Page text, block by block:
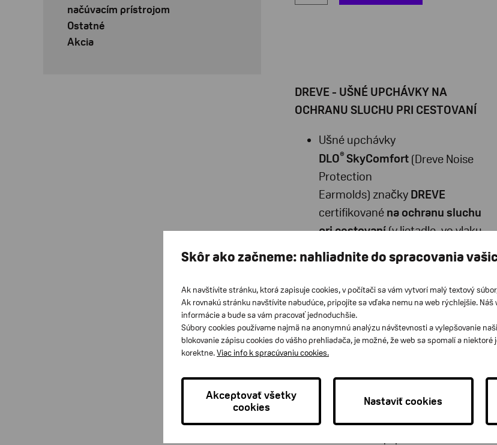
načúvacím prístrojom
Ostatné
Akcia
DREVE - UŠNÉ UPCHÁVKY NA
OCHRANU SLUCHU PRI CESTOVANÍ
Ušné upchávky
DLO® SkyComfort (Dreve Noise
Protection
Earmolds) značkyDREVE
certifikovanéna ochranu sluchu
pri cestovaní(v lietadle, vo vlaku
atď.), sú vyrábané
individuálne na
podľa odtlačku zvukovodu
Sú určené pre všetkých, ktorým
prekáža zvýšený hluk pri cestovaní
Filtre v ušných upchávkach účinne
vyrovnávajú tlak v ušiach, tlmia
vlaku a napriek tomu zabezpečujú
dobrú zrozumiteľnosť ľudskej reči
Schválené ako PPE (Personal
Skôr ako začneme: nahliadnite do spracovania
Ak navštívite stránku, ktorá zapisuje cookies, v počítači sa vám vytvorí malý textový
Ak rovnakú stránku navštívite nabudúce, pripojíte sa vďaka nemu na web rýchlejšie.
informácie a bude sa vám pracovať jednoduchšie.
Súbory cookies používame najmä na anonymnú analýzu návštevnosti a vylepšovanie
blokovanie zápisu cookies do vášho prehliadača, je možné, že web sa spomalí a
korektne.Viac info k spracúvaniu cookies.
Akceptovať všetky
cookies
Nastaviť cookies